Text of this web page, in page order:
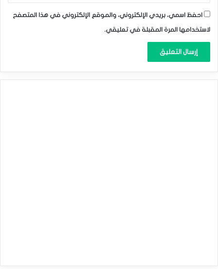
احفظ اسمي، بريدي الإلكتروني، والموقع الإلكتروني في هذا المتصفح
لاستخدامها المرة المقبلة في تعليقي.